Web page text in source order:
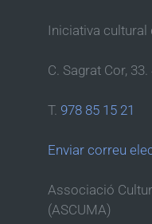
Iniciativa cultural
C. Sagrat Cor,
T. 978 85 15 21
Enviar correu
Associació
(ASCUMA)